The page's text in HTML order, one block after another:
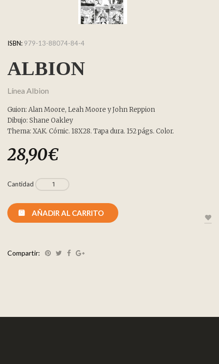
ISBN: 979-13-88074-84-4
ALBION
Línea Albion
Guion: Alan Moore, Leah Moore y John Reppion
Dibujo: Shane Oakley
Thema: XAK. Cómic. 18X28. Tapa dura. 152 págs. Color.
28,90€
Cantidad
AÑADIR AL CARRITO
Compartir: